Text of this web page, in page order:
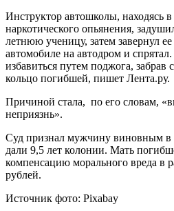
Инструктор автошколы, находясь
наркотического опьянения,
летнюю ученицу, затем завернул
автомобиле на автодром и
избавиться путем поджога, забрав
кольцо погибшей, пишет Лента.ру.
Причиной стала, по его словам,
неприязнь».
Суд признал мужчину виновным в
дали 9,5 лет колонии. Мать
компенсацию морального вреда в
рублей.
Источник фото: Pixabay